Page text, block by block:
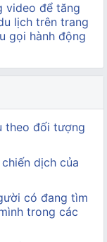
video để tăng
lịch trên trang
gọi hành động
theo đối tượng
dịch của
có đang tìm
trong các